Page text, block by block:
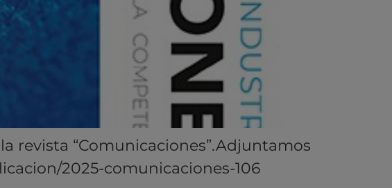
revista “Comunicaciones”.Adjuntamos
2025-comunicaciones-106